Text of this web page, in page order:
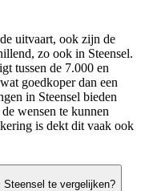
uitvaart, ook zijn de
zo ook in Steensel.
tussen de 7.000 en
goedkoper dan een
in Steensel bieden
wensen te kunnen
is dekt dit vaak ook
Steensel te vergelijken?